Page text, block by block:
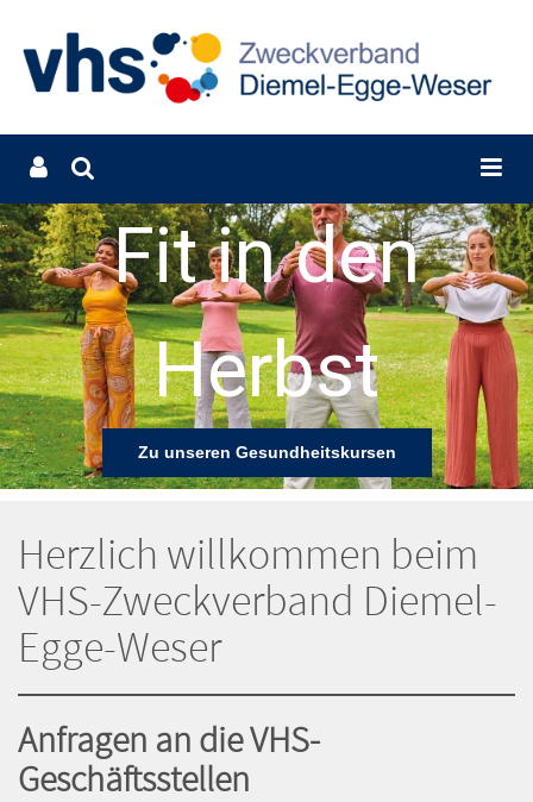
Fit in den
Herbst
Zu unseren Gesundheitskursen
Herzlich willkommen beim
VHS-Zweckverband Diemel-
Egge-Weser
Anfragen an die VHS-
Geschäftsstellen